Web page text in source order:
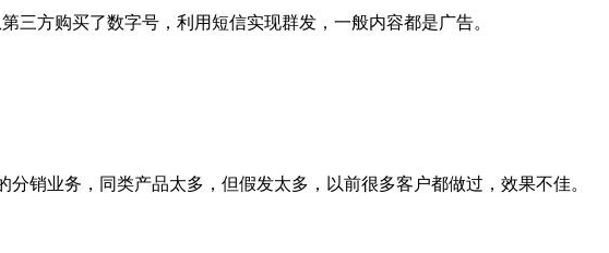
方购买了数字号，利用短信实现群发，一般内容都是广告。
销业务，同类产品太多，但假发太多，以前很多客户都做过，效果不佳。